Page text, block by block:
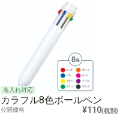
名入れ対応
カラフル8色ボールペン
公開価格 ¥110(税別)